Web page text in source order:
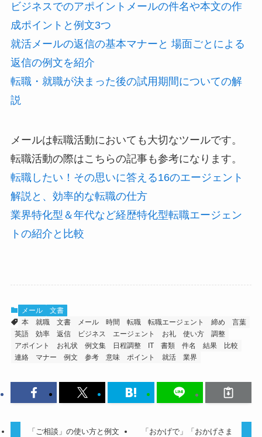
ビジネスでのアポイントメールの件名や本文の作
成ポイントと例文3つ
就活メールの返信の基本マナーと 場面ごとによる
返信の例文を紹介
転職・就職が決まった後の試用期間についての解
説
メールは転職活動においても大切なツールです。
転職活動の際はこちらの記事も参考になります。
転職したい！その思いに答える16のエージェント
解説と、効率的な転職の仕方
業界特化型＆年代など経歴特化型転職エージェン
トの紹介と比較
メール
文書
本
就職 文書 メール 時間 転職 転職エージェント 締め
言葉
英語
効率 返信 ビジネス エージェント お礼 使い方
調整
アポイント
お礼状 例文集 日程調整 IT 書類 件名 結果
比較
連絡
マナー 例文 参考 意味 ポイント 就活 業界
「ご相談」の使い方と例文
「おかげで」「おかげさま